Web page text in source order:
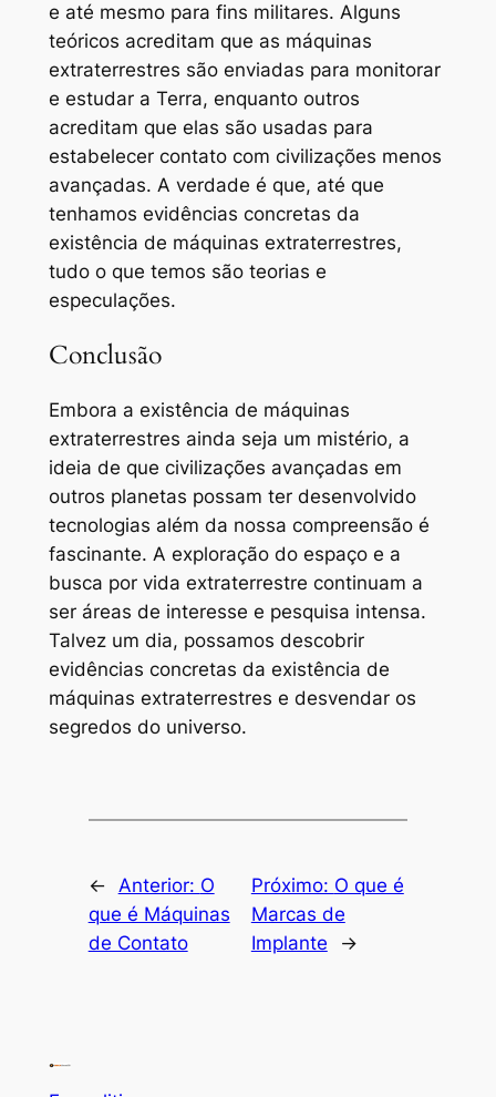
e até mesmo para fins militares. Alguns
teóricos acreditam que as máquinas
extraterrestres são enviadas para monitorar
e estudar a Terra, enquanto outros
acreditam que elas são usadas para
estabelecer contato com civilizações menos
avançadas. A verdade é que, até que
tenhamos evidências concretas da
existência de máquinas extraterrestres,
tudo o que temos são teorias e
especulações.
Conclusão
Embora a existência de máquinas
extraterrestres ainda seja um mistério, a
ideia de que civilizações avançadas em
outros planetas possam ter desenvolvido
tecnologias além da nossa compreensão é
fascinante. A exploração do espaço e a
busca por vida extraterrestre continuam a
ser áreas de interesse e pesquisa intensa.
Talvez um dia, possamos descobrir
evidências concretas da existência de
máquinas extraterrestres e desvendar os
segredos do universo.
← Anterior: O
que é Máquinas
de Contato
Próximo: O que é
Marcas de
Implante
→